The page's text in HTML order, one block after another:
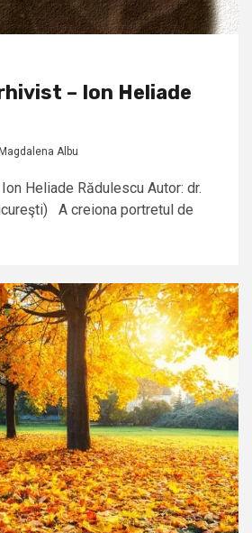
– Ion Heliade
Magdalena Albu
Heliade Rădulescu Autor: dr.
A creiona portretul de